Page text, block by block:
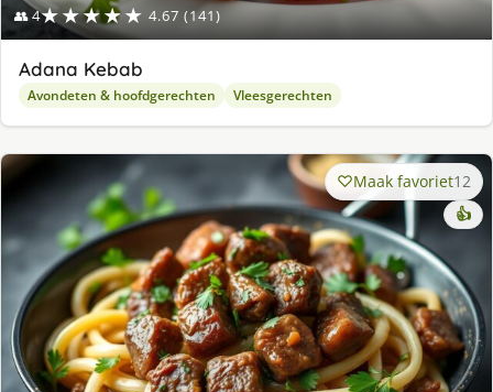
👥 4★★★★★ 4.67 (141)
Adana Kebab
Avondeten & hoofdgerechten Vleesgerechten
Maak favoriet12
👍